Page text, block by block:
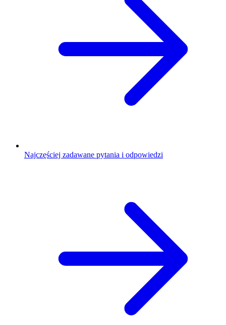
Najczęściej zadawane pytania i odpowiedzi